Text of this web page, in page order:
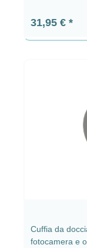
Prezzo
31,95 €
Cuffia da
fotocamera e